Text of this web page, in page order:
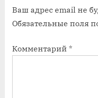
п
и
ь
Ваш адрес email не
Обязательные поля
Комментарий *